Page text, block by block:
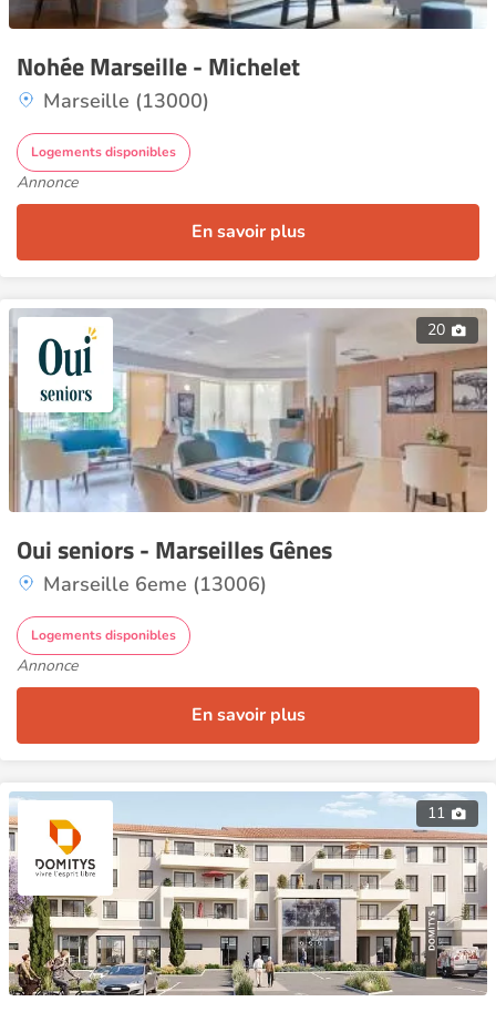
Nohée Marseille - Michelet
Marseille (13000)
Logements disponibles
Annonce
En savoir plus
20
Oui seniors - Marseilles Gênes
Marseille 6eme (13006)
Logements disponibles
Annonce
En savoir plus
11